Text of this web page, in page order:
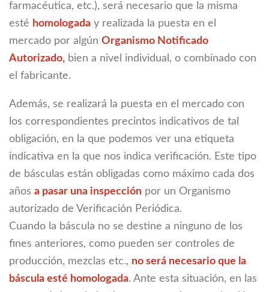
farmacéutica, etc.), será necesario que la misma
esté homologada y realizada la puesta en el
mercado por algún Organismo Notificado
Autorizado, bien a nivel individual, o combinado con
el fabricante.
Además, se realizará la puesta en el mercado con
los correspondientes precintos indicativos de tal
obligación, en la que podemos ver una etiqueta
indicativa en la que nos indica verificación. Este tipo
de básculas están obligadas como máximo cada dos
años a pasar una inspección por un Organismo
autorizado de Verificación Periódica.
Cuando la báscula no se destine a ninguno de los
fines anteriores, como pueden ser controles de
producción, mezclas etc., no será necesario que la
báscula esté homologada. Ante esta situación, en las